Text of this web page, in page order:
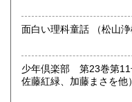
営業時間：11時〜20時
定休日：水曜日
書籍の買取について
-
面白い理科童話 （
少年倶楽部 第23巻第11号 昭和
佐藤紅緑、加藤まさを他）